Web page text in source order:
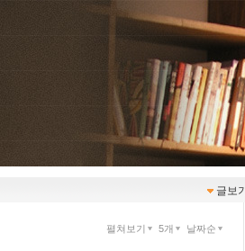
글보기
펼쳐보기 5개 날짜순